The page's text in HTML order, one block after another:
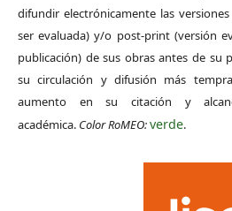
difundir electrónicamente las
ser evaluada) y/o post-print (versión
publicación) de sus obras antes de su
su circulación y difusión más
aumento en su citación y
académica. Color RoMEO:verde.